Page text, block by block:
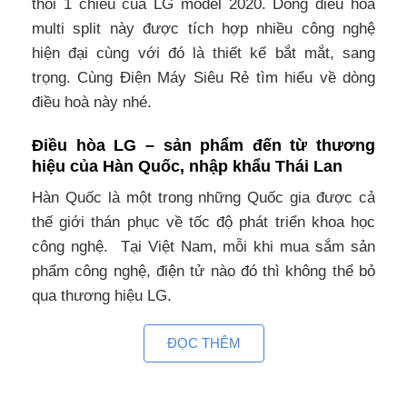
thổi 1 chiều của LG model 2020. Dòng điều hoà
multi split này được tích hợp nhiều công nghệ
hiện đại cùng với đó là thiết kế bắt mắt, sang
trọng. Cùng Điện Máy Siêu Rẻ tìm hiểu về dòng
điều hoà này nhé.
Điều hòa LG – sản phẩm đến từ thương
hiệu của Hàn Quốc, nhập khẩu Thái Lan
Hàn Quốc là một trong những Quốc gia được cả
thế giới thán phục về tốc độ phát triển khoa học
công nghệ. Tại Việt Nam, mỗi khi mua sắm sản
phẩm công nghệ, điện tử nào đó thì không thể bỏ
qua thương hiệu LG.
Điều hòa multi LG âm trần AMNQ18GTTA0 chính
hãng được sản xuất tại Thái Lan -Đất nước quy tụ
ĐỌC THÊM